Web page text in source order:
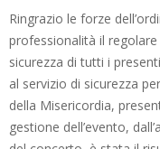
Ringrazio le forze
professionalità il
sicurezza di tutti i
al servizio di sicurezza
della Misericordia,
gestione dell’evento,